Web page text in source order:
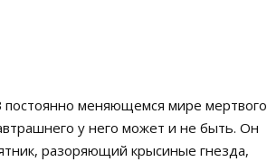
меняющемся мире мертвого
у него может и не быть. Он
разоряющий крысиные гнезда,